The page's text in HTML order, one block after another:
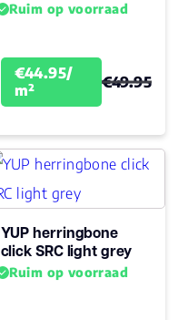
Ruim op voorraad
€44.95/
m²
€49.95
YUP herringbone
click SRC light grey
Ruim op voorraad